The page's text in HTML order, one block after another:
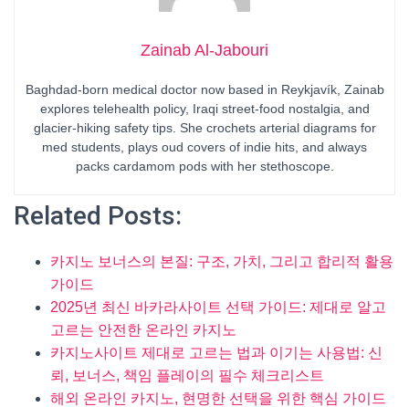
Zainab Al-Jabouri
Baghdad-born medical doctor now based in Reykjavík, Zainab
explores telehealth policy, Iraqi street-food nostalgia, and
glacier-hiking safety tips. She crochets arterial diagrams for
med students, plays oud covers of indie hits, and always
packs cardamom pods with her stethoscope.
Related Posts:
카지노 보너스의 본질: 구조, 가치, 그리고 합리적 활용
가이드
2025년 최신 바카라사이트 선택 가이드: 제대로 알고
고르는 안전한 온라인 카지노
카지노사이트 제대로 고르는 법과 이기는 사용법: 신
뢰, 보너스, 책임 플레이의 필수 체크리스트
해외 온라인 카지노, 현명한 선택을 위한 핵심 가이드